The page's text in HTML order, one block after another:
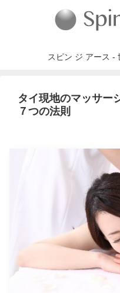
スピン ジ アース -
タイ現地のマッサー
７つの法則